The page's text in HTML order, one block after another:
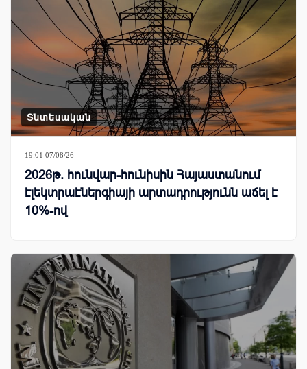
Տնտեսական
19:01 07/08/26
2026թ. հունվար-հունիսին Հայաստանում
էլեկտրաէներգիայի արտադրությունն աճել է
10%-ով